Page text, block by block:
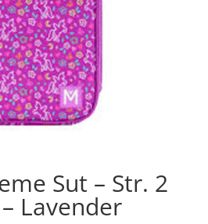
Sut – Str. 2
Lavender